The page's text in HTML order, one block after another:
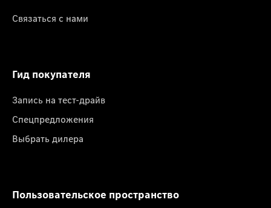
Связаться с нами
Гид покупателя
Запись на тест-драйв
Спецпредложения
Выбрать дилера
Пользовательское пространство